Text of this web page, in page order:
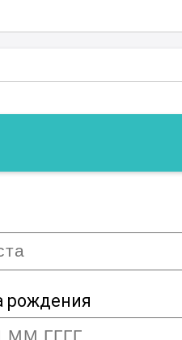
рождения